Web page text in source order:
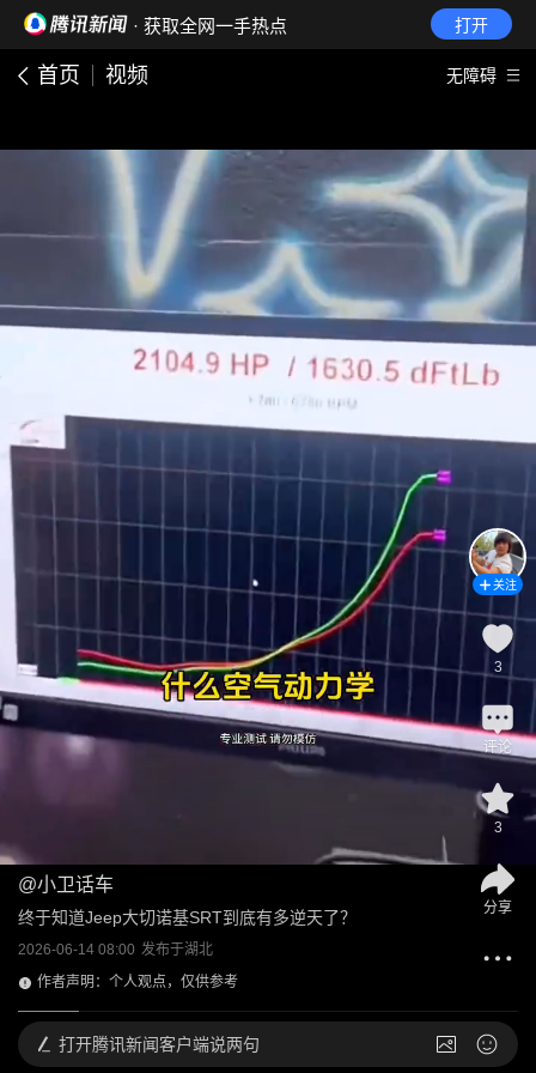
· 获取全网一手热点 打开
首页 视频 无障碍
@小卫话车
终于知道Jeep大切诺基SRT到底有多逆天了？
2026-06-14 08:00 发布于湖北
作者声明：个人观点，仅供参考
关注
3
评论
3
分享
打开腾讯新闻客户端说两句